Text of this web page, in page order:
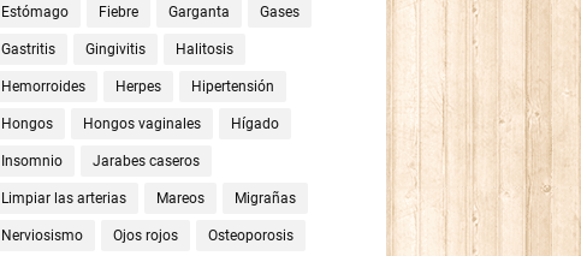
Estómago Fiebre Garganta Gases
Gastritis Gingivitis Halitosis
Hemorroides Herpes Hipertensión
Hongos Hongos vaginales Hígado
Insomnio Jarabes caseros
Limpiar las arterias Mareos Migrañas
Nerviosismo Ojos rojos Osteoporosis